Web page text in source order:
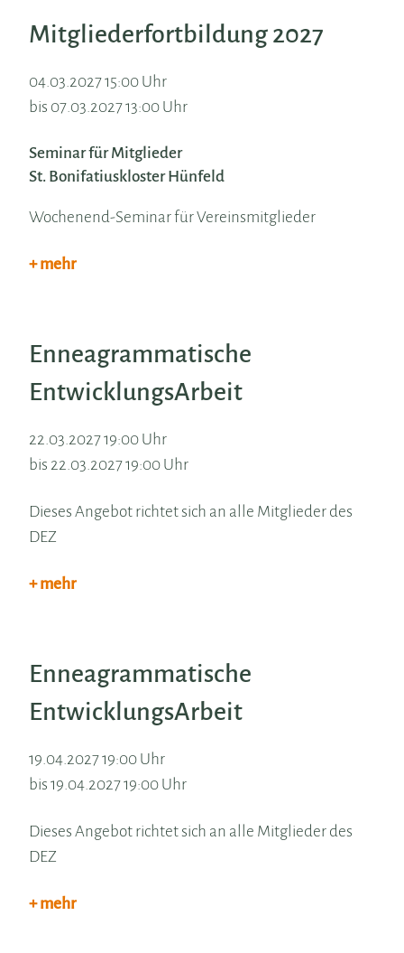
Mitgliederfortbildung 2027
04.03.2027 15:00 Uhr
bis 07.03.2027 13:00 Uhr
Seminar für Mitglieder
St. Bonifatiuskloster Hünfeld
Wochenend-Seminar für Vereinsmitglieder
+ mehr
Enneagrammatische
EntwicklungsArbeit
22.03.2027 19:00 Uhr
bis 22.03.2027 19:00 Uhr
Dieses Angebot richtet sich an alle Mitglieder des
DEZ
+ mehr
Enneagrammatische
EntwicklungsArbeit
19.04.2027 19:00 Uhr
bis 19.04.2027 19:00 Uhr
Dieses Angebot richtet sich an alle Mitglieder des
DEZ
+ mehr